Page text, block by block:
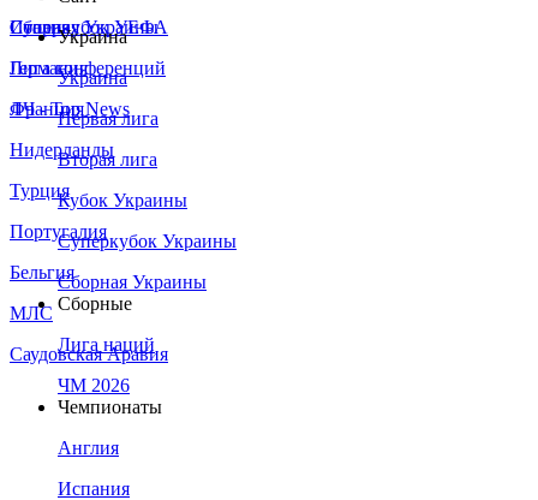
Сборная Украины
Италия
Германия
Франция
Нидерланды
Турция
Португалия
Бельгия
МЛС
Саудовская Аравия
Суперкубок УЕФА
Лига конференций
ЛЧ - Top News
Украина
Украина
Первая лига
Вторая лига
Кубок Украины
Суперкубок Украины
Сборная Украины
Сборные
Лига наций
ЧМ 2026
Чемпионаты
Англия
Испания